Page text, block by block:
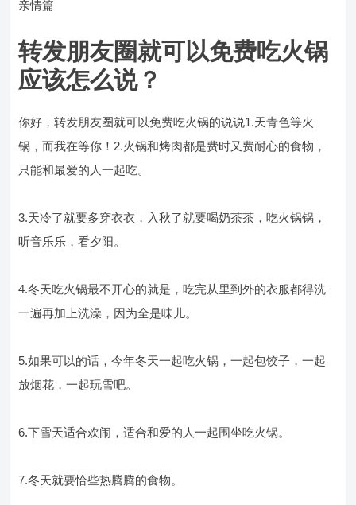
亲情篇
转发朋友圈就可以免费吃火锅
应该怎么说？
你好，转发朋友圈就可以免费吃火锅的说说1.天青色等火
锅，而我在等你！2.火锅和烤肉都是费时又费耐心的食物，
只能和最爱的人一起吃。
3.天冷了就要多穿衣衣，入秋了就要喝奶茶茶，吃火锅锅，
听音乐乐，看夕阳。
4.冬天吃火锅最不开心的就是，吃完从里到外的衣服都得洗
一遍再加上洗澡，因为全是味儿。
5.如果可以的话，今年冬天一起吃火锅，一起包饺子，一起
放烟花，一起玩雪吧。
6.下雪天适合欢闹，适合和爱的人一起围坐吃火锅。
7.冬天就要恰些热腾腾的食物。